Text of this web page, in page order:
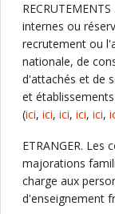
internes ou
recrutement ou
nationale, de
d'attachés et de
et
(ici, ici, ici, ici, ici,
ETRANGER. Les
majorations
charge aux
d'enseignement